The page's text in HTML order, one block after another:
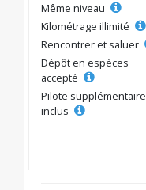
Même niveau
Kilométrage illimité
Rencontrer et saluer
Dépôt en espèces
accepté
Pilote supplémentaire
inclus